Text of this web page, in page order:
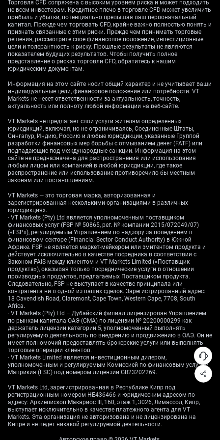
фон
Мы видим, что рекордные интервенции японских
властей в конце апреля — начале мая оказали лишь
временный эффект: USD/JPY уже снова торгуется
вблизи 160. Причина — фундаментальная картина
не изменилась, а более высокие доходности
американских облигаций поддерживают доллар.
Свежие данные по инфляции в США за май
показали, что базовый CPI стабилизировался на
уровне 3,6% в годовом выражении, что усиливает
аргументы в пользу выжидательной позиции ФРС
перед снижением ставок.
Рынок теперь фактически «смотрит сквозь»
интервенции и напрямую рассчитывает на
поддержку со стороны Банка Японии. Мы
наблюдаем заметный рост ставок на повышение на
заседании BoJ в середине июня. По состоянию на
сегодня, 3 июня 2026 года, свопы overnight index
swaps закладывают 85%-ную вероятность
повышения как минимум на 10 б.п. — резкий скачок
с 40% месяц назад.
Торговые выводы и
стратегии по USD/JPY
Для трейдеров производными инструментами
ситуация указывает на ограниченный потенциал
дальнейшего роста USD/JPY. Сильные ожидания
повышения ставки BoJ формируют «потолок» для
пары, и ставка на устойчивый пробой выше
диапазона 160–161 в ближайшие недели выглядит
открытие медвежьих колл-спредов по USD/JPY
может быть рабочей стратегией, позволяющей
заработать на ожидаемом ограничении роста.
Если оглянуться назад, после первого
Торговля CFD сопряжена с высоким уровнем риска и может подходить
не всем инвесторам. Кредитное плечо в торговле CFD может увеличить
прибыль и убытки, потенциально превышая ваш первоначальный
капитал. Прежде чем торговать CFD, крайне важно полностью понять и
признать связанные с этим риски. Прежде чем принимать торговые
решения, рассмотрите свое финансовое положение, инвестиционные
цели и толерантность к риску. Прошлые результаты не являются
показателем будущих результатов. Чтобы получить полное
представление о рисках торговли CFD, обратитесь к нашим
юридическим документам.
Информация на этом сайте носит общий характер и не учитывает ваши
индивидуальные цели, финансовое положение или потребности. VT
Markets не несет ответственности за актуальность, точность,
актуальность или полноту любой информации на веб-сайте.
VT Markets не предлагает свои услуги жителям определенных
юрисдикций, включая, но не ограничиваясь, Соединенные Штаты,
Сингапур, Индию, Россию и любые юрисдикции, указанные Группой
разработки финансовых мер борьбы с отмыванием денег (FATF) или
подпадающие под международные санкции. Информация на этом
сайте не предназначена для распространения или использования
любым лицом или компанией в любой юрисдикции, где такое
распространение или использование противоречило бы местным
законам или постановлениям.
VT Markets — это торговая марка, авторизованная и
зарегистрированная несколькими организациями в различных
юрисдикциях.
· VT Markets (Pty) Ltd является уполномоченным поставщиком
финансовых услуг (FSP № 50865, рег. № компании 2015/072049/07)
(«FSP»), регулируемым Управлением по надзору за поведением в
финансовом секторе (Financial Sector Conduct Authority) в Южной
Африке. FSP не является маркет-мейкером или эмитентом продукта и
действует исключительно в качестве посредника в соответствии с
Законом FAIS между клиентом и VT Markets Limited («Поставщик
продукта»), оказывая только посреднические услуги в отношении
производных продуктов, предлагаемых Поставщиком продукта.
Следовательно, FSP не выступает в качестве принципала или
контрагента ни в одной из ваших сделок. Зарегистрированный адрес:
18 Cavendish Road, Claremont, Cape Town, Western Cape, 7708, South
Africa.
· VT Markets (Pty) Ltd – Дубайский филиал лицензирован Управлением
по рынкам капитала ОАЭ (CMA) по лицензии № 20200000299 как
держатель лицензии категории 5, уполномоченный выполнять
регулируемую деятельность по внедрению и продвижению в ОАЭ. Он не
имеет полномочий предоставлять брокерские услуги или выполнять
торговые операции клиентов.
· VT Markets Limited является инвестиционным дилером,
уполномоченным и регулируемым Комиссией по финансовым услугам
Маврикия (FSC) под номером лицензии GB23202269.
VT Markets Ltd, зарегистрированная в Республике Кипр под
регистрационным номером HE436466 и юридическим адресом по
адресу: Архиепископ Макариос III, 160, этаж 1, 3026, Лимассол, Кипр,
выступает исключительно в качестве платежного агента для VT
Markets. Эта организация не авторизована и не лицензирована на
Кипре и не ведет никакой регулируемой деятельности.